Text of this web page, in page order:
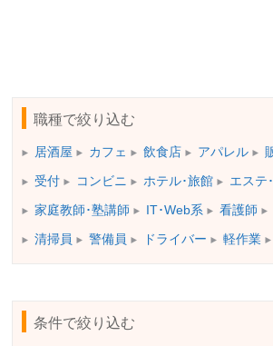
職種で絞り込む
居酒屋 カフェ 飲食店 アパレル
受付 コンビニ ホテル･旅館 エステ
家庭教師･塾講師 IT･Web系 看護師
清掃員 警備員 ドライバー 軽作業
条件で絞り込む